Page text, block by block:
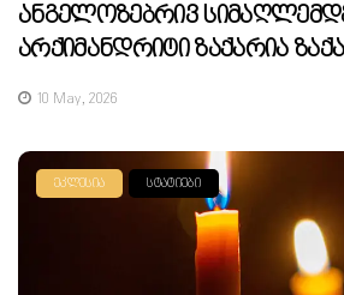
Ანგელოზებრივ
Არქიმანდრიტი Ზაქარია
10 May, 2026
ᲔᲙᲚᲔᲡᲘᲐ ᲡᲢᲐᲢᲘᲔᲑᲘ